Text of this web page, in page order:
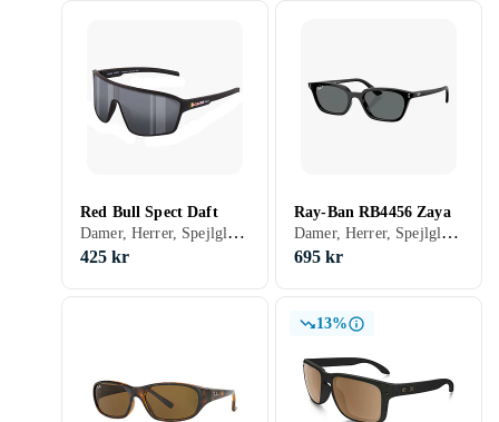
Red Bull Spect Daft
Damer, Herrer, Spejlglas, Polariserede, Fotokromiske, Gradient, UV-beskyttelse, Sportsolbriller, Rektangulär, Sport
425 kr
Ray-Ban RB4456 Zaya
Damer, Herrer, Spejlglas, Polariserede, UV-beskyttelse, Tonet, Cat-Eye
695 kr
13%